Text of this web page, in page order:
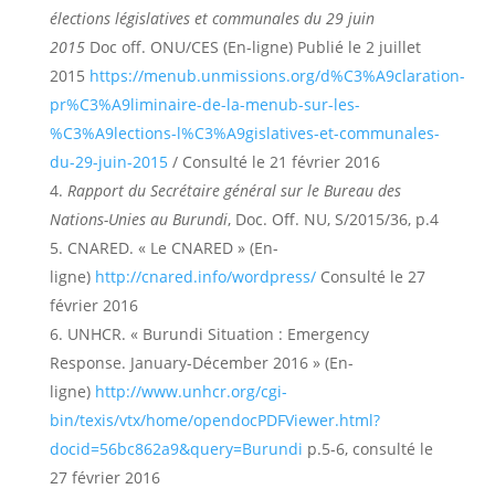
élections législatives et communales du 29 juin
2015 Doc off. ONU/CES (En-ligne) Publié le 2 juillet
2015 https://menub.unmissions.org/d%C3%A9claration-
pr%C3%A9liminaire-de-la-menub-sur-les-
%C3%A9lections-l%C3%A9gislatives-et-communales-
du-29-juin-2015/ Consulté le 21 février 2016
Rapport du Secrétaire général sur le Bureau des
Nations-Unies au Burundi, Doc. Off. NU, S/2015/36, p.4
CNARED. « Le CNARED » (En-
ligne) http://cnared.info/wordpress/Consulté le 27
février 2016
UNHCR. « Burundi Situation : Emergency
Response. January-Décember 2016 » (En-
ligne) http://www.unhcr.org/cgi-
bin/texis/vtx/home/opendocPDFViewer.html?
docid=56bc862a9&query=Burundi p.5-6, consulté le
27 février 2016